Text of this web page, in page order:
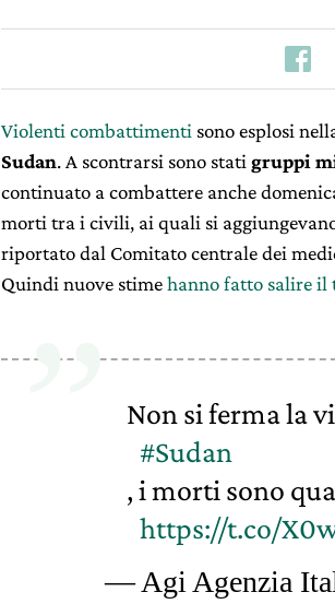
Violenti combattimenti sono esplosi
Sudan. A scontrarsi sono stati gruppi
continuato a combattere anche
morti tra i civili, ai quali si
riportato dal Comitato centrale dei
Quindi nuove stimehanno fatto salire il
Non si ferma la
#Sudan
, i morti sono
https://t.co/
— Agi Agenzia